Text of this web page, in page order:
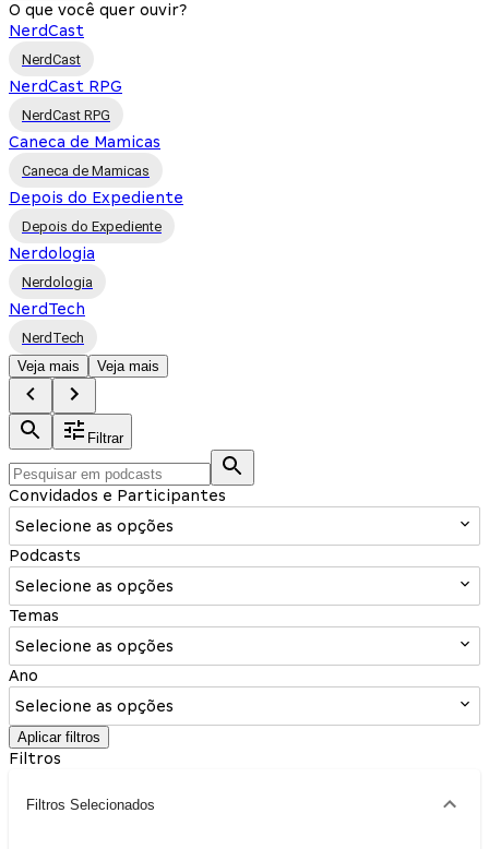
O que você quer ouvir?
NerdCast
NerdCast
NerdCast RPG
NerdCast RPG
Caneca de Mamicas
Caneca de Mamicas
Depois do Expediente
Depois do Expediente
Nerdologia
Nerdologia
NerdTech
NerdTech
Veja mais
Veja mais
Filtrar
Convidados e Participantes
Selecione as opções
Podcasts
Selecione as opções
Temas
Selecione as opções
Ano
Selecione as opções
Aplicar filtros
Filtros
Filtros Selecionados